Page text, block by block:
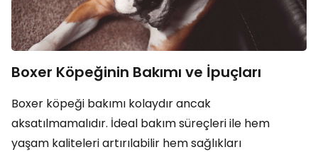
Boxer Köpeğinin Bakımı ve İpuçları
Boxer köpeği bakımı kolaydır ancak
aksatılmamalıdır. İdeal bakım süreçleri ile hem
yaşam kaliteleri artırılabilir hem sağlıkları